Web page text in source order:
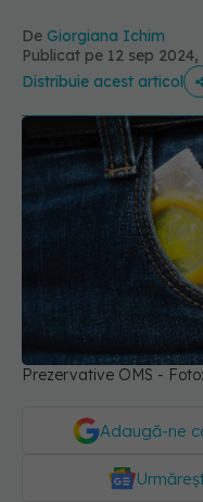
De Giorgiana Ichim
Publicat pe 12 sep 2024,
Distribuie acest articol
Prezervative OMS -
Adaugă-ne